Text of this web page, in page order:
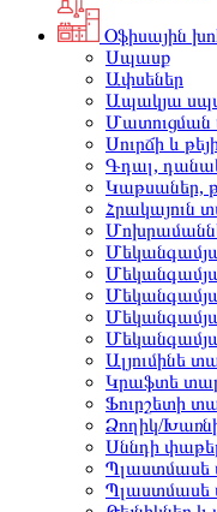
Օֆիսային
Սպասք
Ափսեներ
Ապակյա
Մատուցման
Սուրճի և
Գդալ,
Կաթսաներ,
Հրակայուն
Ալյումինե
Կրաֆտե
Ֆուրշետի
Ձողիկ/
Սննդի
Պլաստմասե
Պլաստմասե